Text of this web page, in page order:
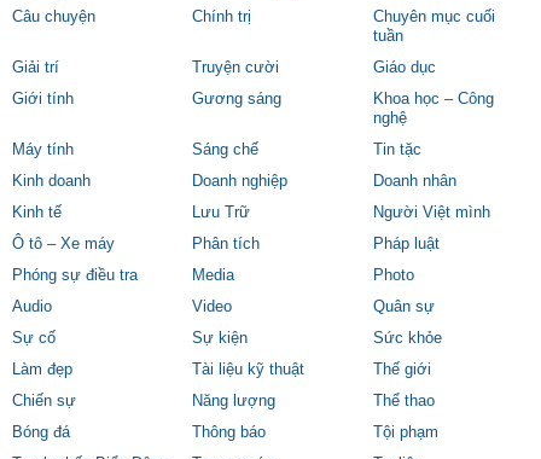
Câu chuyện
Chính trị
Chuyên mục cuối
tuần
Giải trí
Truyện cười
Giáo dục
Giới tính
Gương sáng
Khoa học – Công
nghệ
Máy tính
Sáng chế
Tin tặc
Kinh doanh
Doanh nghiệp
Doanh nhân
Kinh tế
Lưu Trữ
Người Việt mình
Ô tô – Xe máy
Phân tích
Pháp luật
Phóng sự điều tra
Media
Photo
Audio
Video
Quân sự
Sự cố
Sự kiện
Sức khỏe
Làm đẹp
Tài liệu kỹ thuật
Thế giới
Chiến sự
Năng lượng
Thể thao
Bóng đá
Thông báo
Tội phạm